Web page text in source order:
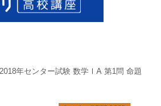
2018年センター試験 数学ⅠA 第1問 命題